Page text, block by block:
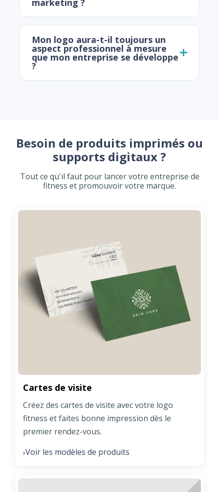
Mon logo aura-t-il toujours un
aspect professionnel à mesure
que mon entreprise se développe
?
Besoin de produits imprimés ou
supports digitaux ?
Tout ce qu'il faut pour lancer votre entreprise de
fitness et promouvoir votre marque.
Cartes de visite
Créez des cartes de visite avec votre logo
fitness et faites bonne impression dès le
premier rendez-vous.
›Voir les modèles de produits